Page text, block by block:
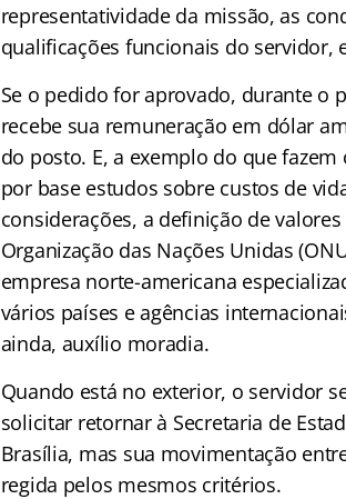
representatividade da missão, as
qualificações funcionais do servidor,
Se o pedido for aprovado, durante o
recebe sua remuneração em dólar
do posto. E, a exemplo do que
por base estudos sobre custos de
considerações, a definição de
Organização das Nações Unidas
empresa norte-americana
vários países e agências
ainda, auxílio moradia.
Quando está no exterior, o servidor
solicitar retornar à Secretaria de
Brasília, mas sua movimentação
regida pelos mesmos critérios.